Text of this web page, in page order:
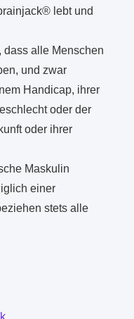
lebt und
dass alle Menschen
und zwar
Handicap, ihrer
oder der
oder ihrer
Maskulin
einer
stets alle